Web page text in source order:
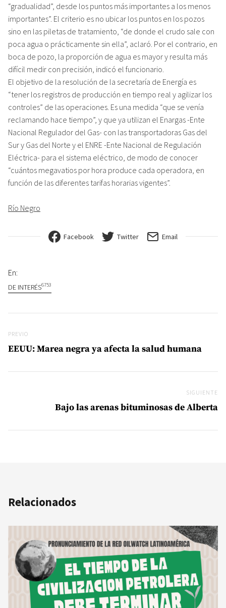
“gradualidad”, desde los puntos más importantes a los menos
importantes”. El criterio es no ubicar los puntos en los pozos
sino en las piletas de tratamiento, “de donde el crudo sale con
poca agua o prácticamente sin ella”, aclaró. Por el contrario, en
boca de pozo, la proporción de agua es mayor y resulta más
difícil medir con precisión, indicó el funcionario.
El objetivo de la resolución de la secretaría de Energía es
“tener los registros de producción en tiempo real y agilizar los
controles” de las operaciones. Es una medida “que se venía
reclamando hace tiempo”, y que ya utilizan el Enargas -Ente
Nacional Regulador del Gas- con las transportadoras Gas del
Sur y Gas del Norte y el ENRE -Ente Nacional de Regulación
Eléctrica- para el sistema eléctrico, de modo de conocer
“cuántos megavatios por hora produce cada operadora, en
función de las diferentes tarifas horarias vigentes”.
Río Negro
Facebook Twitter Email
En:
DE INTERÉS6753
Previo
PREVIO
EEUU: Marea negra ya afecta la salud humana
SIGUIENTE
Bajo las arenas bituminosas de Alberta
Relacionados